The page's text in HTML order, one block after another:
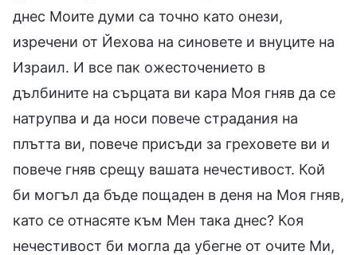
днес Моите думи са точно като онези,
изречени от Йехова на синовете и внуците на
Израил. И все пак ожесточението в
дълбините на сърцата ви кара Моя гняв да се
натрупва и да носи повече страдания на
плътта ви, повече присъди за греховете ви и
повече гняв срещу вашата нечестивост. Кой
би могъл да бъде пощаден в деня на Моя гняв,
като се отнасяте към Мен така днес? Коя
нечестивост би могла да убегне от очите Ми,